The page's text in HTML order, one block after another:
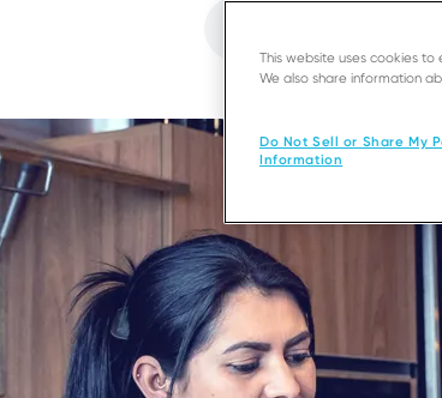
Audio
This website uses cookies
We also share information
Do Not Sell or Share My
Information